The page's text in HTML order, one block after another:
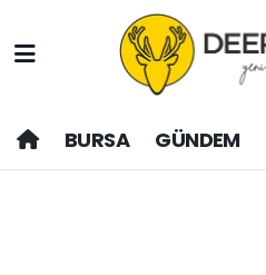
BURSA GÜNDEM
Hava Durumu
Trafik Durumu